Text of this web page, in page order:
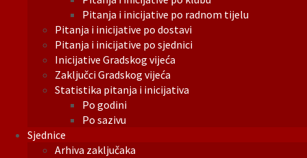
Pitanja i inicijative po radnom tijelu
Pitanja i inicijative po dostavi
Pitanja i inicijative po sjednici
Inicijative Gradskog vijeća
Zaključci Gradskog vijeća
Statistika pitanja i inicijativa
Po godini
Po sazivu
Sjednice
Arhiva zaključaka